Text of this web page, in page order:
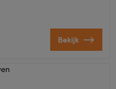
Bekijk